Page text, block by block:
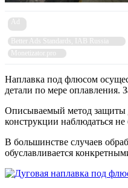
Ad
Better Ads Standards, IAB Russia
Monetizator.pro
Наплавка под флюсом
детали по мере оплавления.
Описываемый метод защиты
конструкции наблюдаться
В большинстве случаев
обуславливается